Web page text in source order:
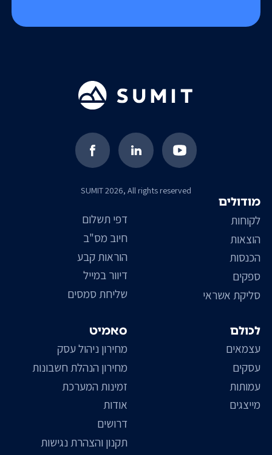
SUMIT 2026, All rights reserved
סאמיט
מחירון ניהול עסק
מחירון הנהלת חשבונות
זמינות המערכת
אודות
דרושים
תקנון והצהרת נגישות
דפי תשלום
חיוב מס"ב
הוראות קבע
דיוור במייל
שליחת סמסים
מודולים
לקוחות
הוצאות
הכנסות
ספקים
סליקת אשראי
לכולם
עצמאים
עסקים
עמותות
מייצגים